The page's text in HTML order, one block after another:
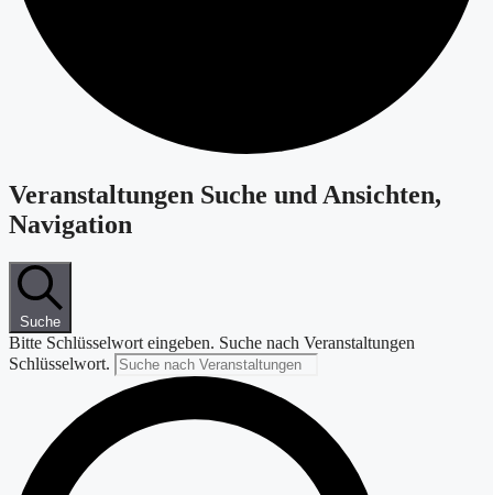
Veranstaltungen
Veranstaltungen Suche und Ansichten,
Navigation
Suche
Bitte Schlüsselwort eingeben. Suche nach Veranstaltungen
Schlüsselwort.